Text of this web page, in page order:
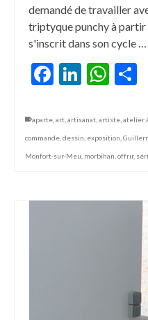
demandé de travailler
triptyque punchy à partir
s'inscrit dans son cycle …
Facebook
aparte art artisanat artiste atelier
commande dessin exposition
Monfort-sur-Meu morbihan offrir,